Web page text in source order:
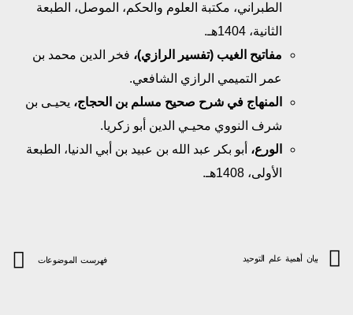
الطبراني، مكتبة العلوم والحكم، الموصل، الطبعة
الثانية، 1404هـ.
مفاتيح الغيب (تفسير الرازي)، فخر الدين محمد بن
عمر التميمي الرازي الشافعي.
المنهاج في شرح صحيح مسلم بن الحجاج، يحيـى بن
شرف النووي محيـي الدين أبو زكريا.
الورع، أبو بكر عبد الله بن عبيد بن أبي الدنيا، الطبعة
الأولى، 1408هـ.
بيان أهمية علم التوحيد فهرست الموضوعات